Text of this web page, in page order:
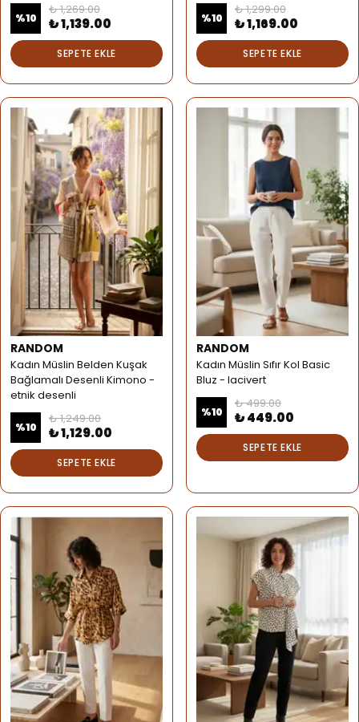
%10
₺ 1,269.00
₺ 1,139.00
SEPETE EKLE
%10
₺ 1,299.00
₺ 1,169.00
SEPETE EKLE
RANDOM
Kadın Müslin Belden Kuşak
Bağlamalı Desenli Kimono -
etnik desenli
%10
₺ 1,249.00
₺ 1,129.00
SEPETE EKLE
RANDOM
Kadın Müslin Sıfır Kol Basic
Bluz - lacivert
%10
₺ 499.00
₺ 449.00
SEPETE EKLE